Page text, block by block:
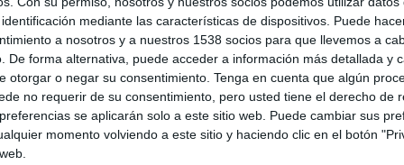
mediante las características de dispositivos. Puede
a nosotros y a nuestros 1538 socios para que llevemos a
De forma alternativa, puede acceder a información más detallada y
otorgar o negar su consentimiento. Tenga en cuenta que algún
no requerir de su consentimiento, pero usted tiene el derecho de
se aplicarán solo a este sitio web. Puede cambiar sus
momento volviendo a este sitio y haciendo clic en el botón
, podemos dar los siguientes datos: